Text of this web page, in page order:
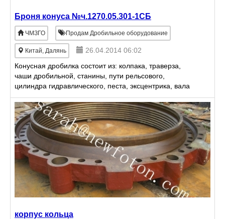
Броня конуса №ч.1270.05.301-1СБ
ЧМЗГО Продам Дробильное оборудование
Китай, Далянь
26.04.2014 06:02
Конусная дробилка состоит из: колпака, траверза,
чаши дробильной, станины, пути рельсового,
цилиндра гидравлического, песта, эксцентрика, вала
приводного, шкива, брони дробильной чаши, брони
дробящего
корпус кольца